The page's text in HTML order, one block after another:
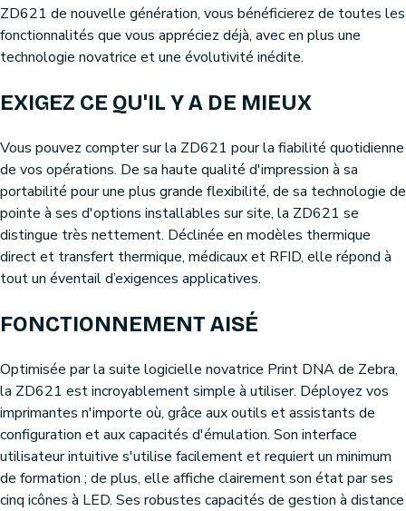
ZD621 de nouvelle génération, vous bénéficierez de toutes les
fonctionnalités que vous appréciez déjà, avec en plus une
technologie novatrice et une évolutivité inédite.
EXIGEZ CE QU'IL Y A DE MIEUX
Vous pouvez compter sur la ZD621 pour la fiabilité quotidienne
de vos opérations. De sa haute qualité d'impression à sa
portabilité pour une plus grande flexibilité, de sa technologie de
pointe à ses d'options installables sur site, la ZD621 se
distingue très nettement. Déclinée en modèles thermique
direct et transfert thermique, médicaux et RFID, elle répond à
tout un éventail d’exigences applicatives.
FONCTIONNEMENT AISÉ
Optimisée par la suite logicielle novatrice Print DNA de Zebra,
la ZD621 est incroyablement simple à utiliser. Déployez vos
imprimantes n'importe où, grâce aux outils et assistants de
configuration et aux capacités d'émulation. Son interface
utilisateur intuitive s'utilise facilement et requiert un minimum
de formation ; de plus, elle affiche clairement son état par ses
cinq icônes à LED. Ses robustes capacités de gestion à distance